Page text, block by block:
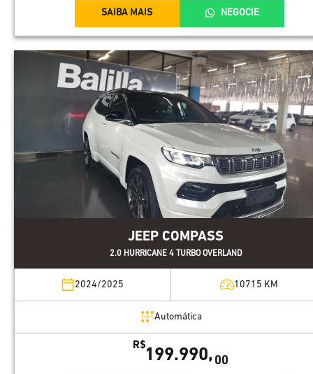
SAIBA MAIS NEGOCIE
JEEP COMPASS
2.0 HURRICANE 4 TURBO OVERLAND
2024/2025 10715 KM
Automática
R$
199.990, 00